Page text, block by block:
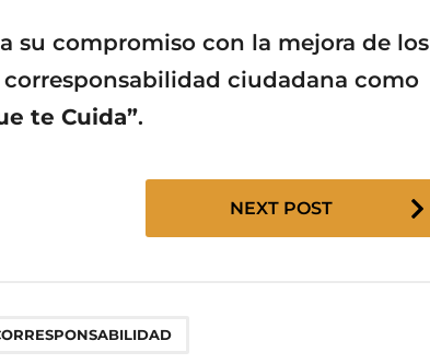
su compromiso con la mejora de los
ciudadana como
te Cuida”.
NEXT POST